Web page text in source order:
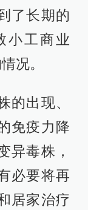
了长期的
小工商业
况。
的出现、
免疫力降
异毒株，
必要将再
居家治疗